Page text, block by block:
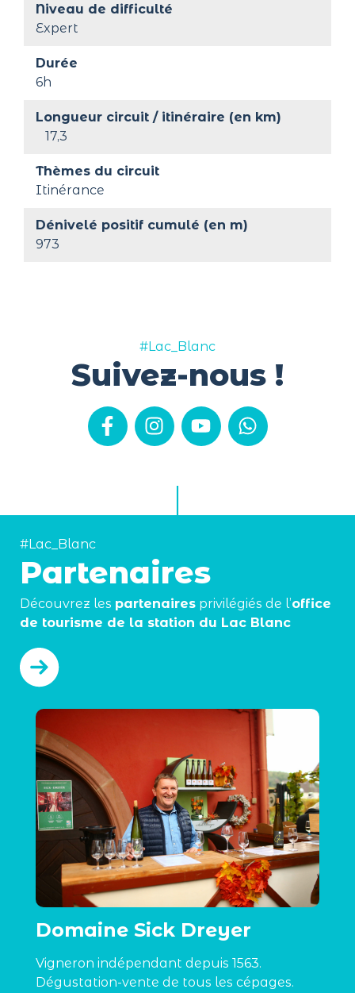
Niveau de difficulté
Expert
Durée
6h
Longueur circuit / itinéraire (en km)
17,3
Thèmes du circuit
Itinérance
Dénivelé positif cumulé (en m)
973
#Lac_Blanc
Suivez-nous !
#Lac_Blanc
Partenaires
Découvrez les partenaires privilégiés de l’office
de tourisme de la station du Lac Blanc
Domaine Sick Dreyer
Vigneron indépendant depuis 1563.
Dégustation-vente de tous les cépages.